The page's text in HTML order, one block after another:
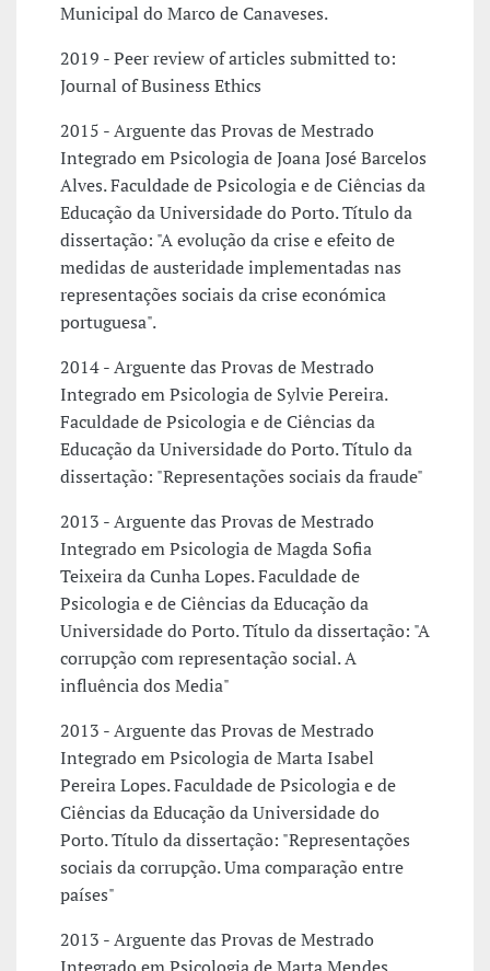
Municipal do Marco de Canaveses.
2019 - Peer review of articles submitted to:
Journal of Business Ethics
2015 - Arguente das Provas de Mestrado
Integrado em Psicologia de Joana José Barcelos
Alves. Faculdade de Psicologia e de Ciências da
Educação da Universidade do Porto. Título da
dissertação: "A evolução da crise e efeito de
medidas de austeridade implementadas nas
representações sociais da crise económica
portuguesa".
2014 - Arguente das Provas de Mestrado
Integrado em Psicologia de Sylvie Pereira.
Faculdade de Psicologia e de Ciências da
Educação da Universidade do Porto. Título da
dissertação: "Representações sociais da fraude"
2013 - Arguente das Provas de Mestrado
Integrado em Psicologia de Magda Sofia
Teixeira da Cunha Lopes. Faculdade de
Psicologia e de Ciências da Educação da
Universidade do Porto. Título da dissertação: "A
corrupção com representação social. A
influência dos Media"
2013 - Arguente das Provas de Mestrado
Integrado em Psicologia de Marta Isabel
Pereira Lopes. Faculdade de Psicologia e de
Ciências da Educação da Universidade do
Porto. Título da dissertação: "Representações
sociais da corrupção. Uma comparação entre
países"
2013 - Arguente das Provas de Mestrado